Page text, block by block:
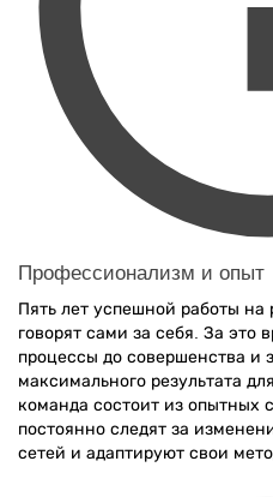
Профессионализм и опыт
Пять лет успешной работы
говорят сами за себя. За это
процессы до совершенства и
максимального результата
команда состоит из опытных
постоянно следят за
сетей и адаптируют свои